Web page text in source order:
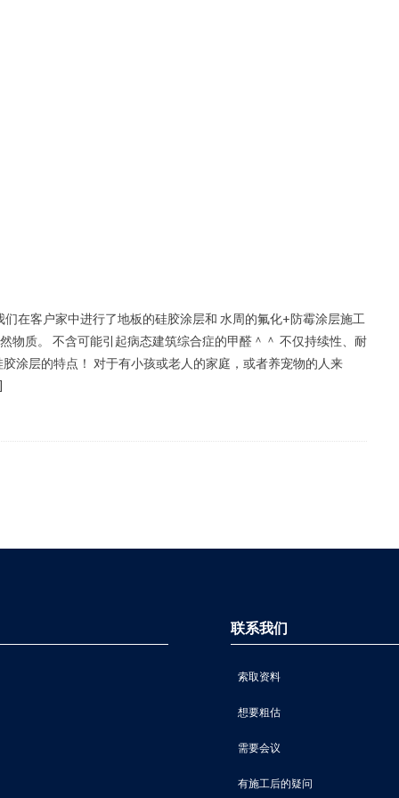
在客户家中进行了地板的硅胶涂层和 水周的氟化+防霉涂层施工
物质。 不含可能引起病态建筑综合症的甲醛＾＾ 不仅持续性、耐
涂层的特点！ 对于有小孩或老人的家庭，或者养宠物的人来
联系我们
索取资料
想要粗估
需要会议
有施工后的疑问